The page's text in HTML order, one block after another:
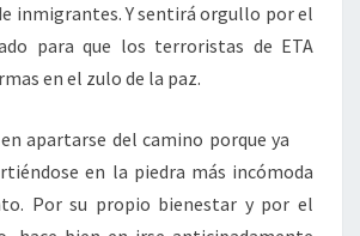
inmigrantes. Y sentirá orgullo por el
para que los terroristas de ETA
en el zulo de la paz.
apartarse del camino porque ya
en la piedra más incómoda
Por su propio bienestar y por el